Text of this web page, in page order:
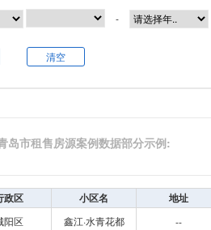
-
清空
岛市租售房源案例数据部分示例:
政区 小区名 地址
阳区 鑫江·水青花都
--